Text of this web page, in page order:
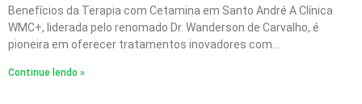
Benefícios da Terapia com Cetamina em Santo André A Clínica
WMC+, liderada pelo renomado Dr. Wanderson de Carvalho, é
pioneira em oferecer tratamentos inovadores com…
Continue lendo »